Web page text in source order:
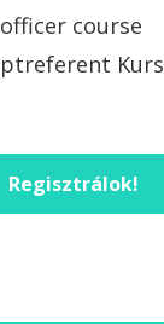
course
Kurs
Regisztrálok!